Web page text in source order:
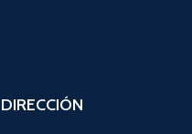
DIRECCIÓN